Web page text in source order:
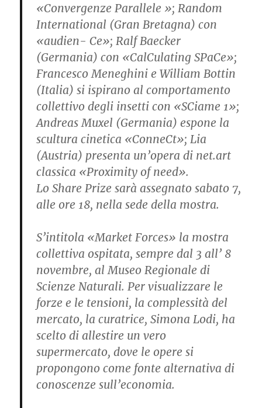
«Convergenze Parallele »; Random
International (Gran Bretagna) con
«audien- Ce»; Ralf Baecker
(Germania) con «CalCulating SPaCe»;
Francesco Meneghini e William Bottin
(Italia) si ispirano al comportamento
collettivo degli insetti con «SCiame 1»;
Andreas Muxel (Germania) espone la
scultura cinetica «ConneCt»; Lia
(Austria) presenta un’opera di net.art
classica «Proximity of need».
Lo Share Prize sarà assegnato sabato 7,
alle ore 18, nella sede della mostra.
S’intitola «Market Forces» la mostra
collettiva ospitata, sempre dal 3 all’ 8
novembre, al Museo Regionale di
Scienze Naturali. Per visualizzare le
forze e le tensioni, la complessità del
mercato, la curatrice, Simona Lodi, ha
scelto di allestire un vero
supermercato, dove le opere si
propongono come fonte alternativa di
conoscenze sull’economia.